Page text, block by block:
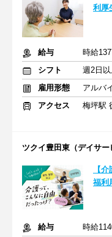
利厚
給与
時給
シフト
週2日
雇用形態
アルバ
アクセス
梅坪駅
ツクイ豊田東（デイサー
【
福利
給与
時給